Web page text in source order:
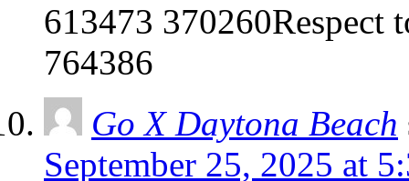
613473 370260Respect
764386
Go X Daytona Beach
September 25, 2025 at